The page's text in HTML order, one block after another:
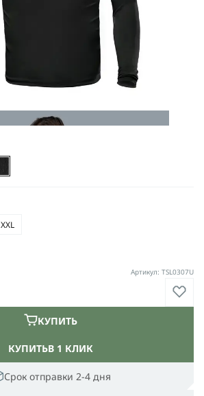
XXL
Срок отправки 2-4 дня
КУПИТЬВ 1 КЛИК
КУПИТЬ
Артикул: TSL0307U